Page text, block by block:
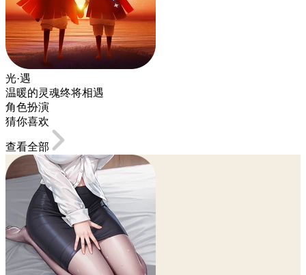
光·遇
温暖的灵魂终将相遇
角色扮演
猜你喜欢
查看全部